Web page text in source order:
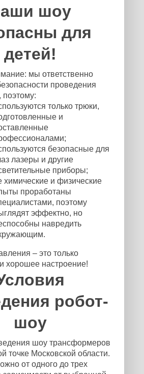
шоу
для
детей!
мы ответственно
проведения
поэтому:
только трюки,
и
безопасные для
лазеры и другие
приборы;
химические и физические
проработаны
поэтому
эффектно, но
навредить
– это только
хорошее настроение!
робот-
шоу
шоу трансформеров
точке Московской области.
от одного до трех